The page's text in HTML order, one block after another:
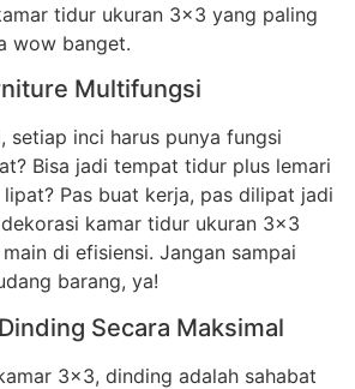
tidur ukuran 3×3 yang paling
wow banget.
Multifungsi
setiap inci harus punya fungsi
Bisa jadi tempat tidur plus lemari
Pas buat kerja, pas dilipat jadi
kamar tidur ukuran 3×3
di efisiensi. Jangan sampai
barang, ya!
Secara Maksimal
3×3, dinding adalah sahabat